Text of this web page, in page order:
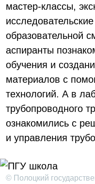
мастер-классы,
образовательной
аспиранты
обучения и
материалов с
технологий. А в
трубопроводного
ознакомились с
и управления
© Полоцкий